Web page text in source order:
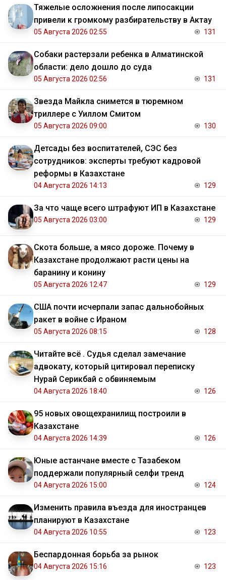
Тяжелые осложнения после липосакции
привели к громкому разбирательству в Актау
05 Августа 2026 02:55 131
Собаки растерзали ребенка в Алматинской
области: дело дошло до суда
05 Августа 2026 02:56 131
Звезда Майкла снимется в тюремном
триллере с Уиллом Смитом
05 Августа 2026 09:00 130
Детсады без воспитателей, СЭС без
сотрудников: эксперты требуют кадровой
реформы в Казахстане
04 Августа 2026 14:13 129
За что чаще всего штрафуют ИП в Казахстане
05 Августа 2026 03:00 129
Скота больше, а мясо дороже. Почему в
Казахстане продолжают расти цены на
баранину и конину
05 Августа 2026 12:47 129
США почти исчерпали запас дальнобойных
ракет в войне с Ираном
05 Августа 2026 08:15 128
Читайте всё . Судья сделал замечание
адвокату, который цитировал переписку
Нурай Серикбай с обвиняемым
04 Августа 2026 18:40 126
95 новых овощехранилищ построили в
Казахстане
04 Августа 2026 14:39 126
Юные астанчане вместе с Тазабеком
поддержали популярный селфи тренд
04 Августа 2026 15:00 124
Изменить правила въезда для иностранцев
планируют в Казахстане
04 Августа 2026 10:55 123
Беспардонная борьба за рынок
04 Августа 2026 15:16 123